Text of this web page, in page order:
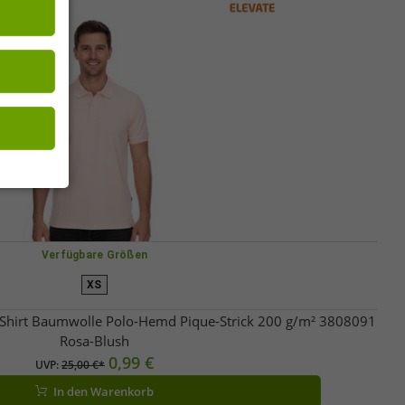
Verfügbare Größen
XS
Baumwolle Polo-Hemd Pique-Strick 200 g/m² 3808091
Rosa-Blush
UVP:25,00 €* 0,99 €
In den Warenkorb
Deine
Seiten mit